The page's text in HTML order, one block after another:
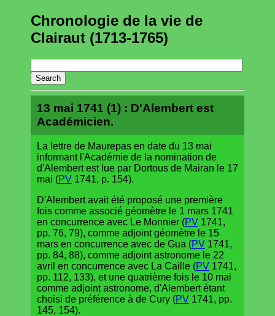
Chronologie de la vie de
Clairaut (1713-1765)
13 mai 1741 (1) : D'Alembert est
Académicien.
La lettre de Maurepas en date du 13 mai
informant l'Académie de la nomination de
d'Alembert est lue par Dortous de Mairan le 17
mai (PV 1741, p. 154).
D'Alembert avait été proposé une première
fois comme associé géomètre le 1 mars 1741
en concurrence avec Le Monnier (PV 1741,
pp. 76, 79), comme adjoint géomètre le 15
mars en concurrence avec de Gua (PV 1741,
pp. 84, 88), comme adjoint astronome le 22
avril en concurrence avec La Caille (PV 1741,
pp. 112, 133), et une quatrième fois le 10 mai
comme adjoint astronome, d'Alembert étant
choisi de préférence à de Cury (PV 1741, pp.
145, 154).